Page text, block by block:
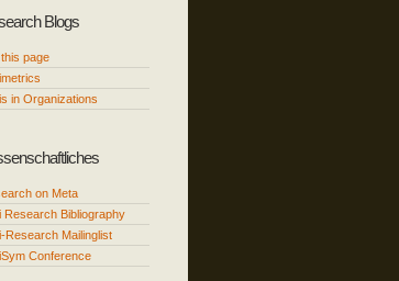
Blogs
page
in Organizations
on Meta
Research Bibliography
Research Mailinglist
Conference